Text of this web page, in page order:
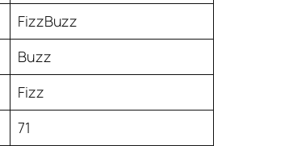
FizzBuzz
Buzz
Fizz
71